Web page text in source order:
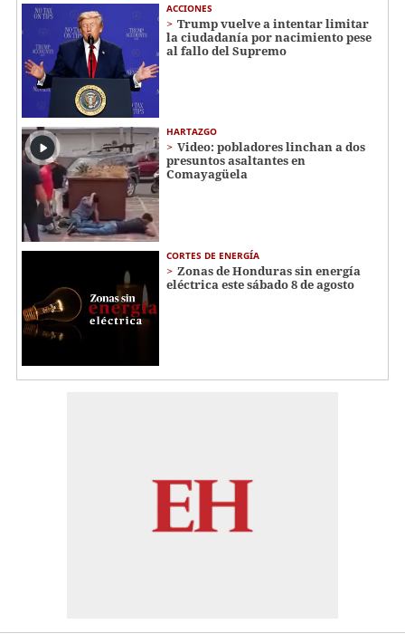
ACCIONES
Trump vuelve a intentar limitar
la ciudadanía por nacimiento pese
al fallo del Supremo
HARTAZGO
Video: pobladores linchan a dos
presuntos asaltantes en
Comayagüela
CORTES DE ENERGÍA
Zonas de Honduras sin energía
eléctrica este sábado 8 de agosto